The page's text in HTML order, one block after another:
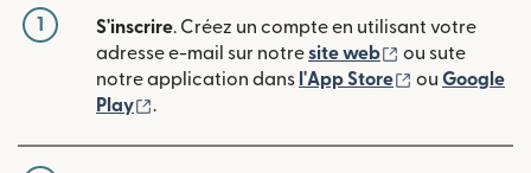
1 S'inscrire. Créez un compte en utilisant votre
adresse e-mail sur notresite web (s'ouvre dans
ou sute
notre application dans l'App Store (s'ouvre
ou Google
Play
(s'ouvre dans une nouvelle fenêtre)
.